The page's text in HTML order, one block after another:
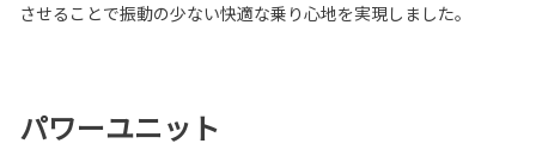
させることで振動の少ない快適な乗り心地を実現しました。
パワーユニット